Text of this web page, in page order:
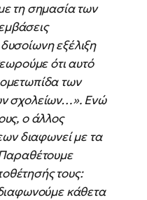
τη σημασία των
εξέλιξη
ότι αυτό
των
σχολείων…». Ενώ
ο άλλος
διαφωνεί με τα
τους:
κάθετα